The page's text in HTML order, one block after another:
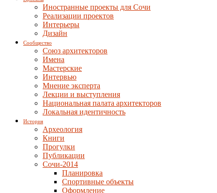
Иностранные проекты для Сочи
Реализации проектов
Интерьеры
Дизайн
Сообщество
Союз архитекторов
Имена
Мастерские
Интервью
Мнение эксперта
Лекции и выступления
Национальная палата архитекторов
Локальная идентичность
История
Археология
Книги
Прогулки
Публикации
Сочи-2014
Планировка
Спортивные объекты
Оформление